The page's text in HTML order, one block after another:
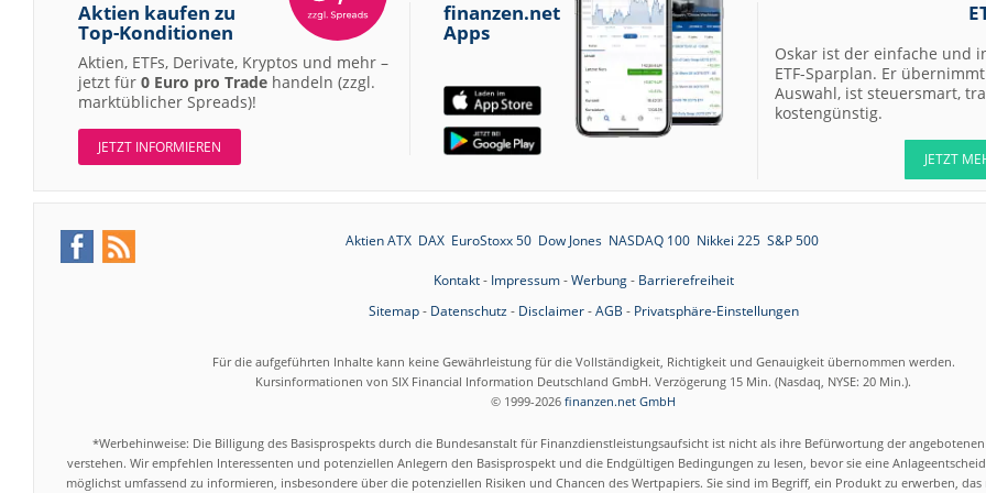
Scout24 Kaufen
07.08.26
Merck Market-
Perform
Allianz Sector
Perform
07.08.26
Daimler Truck Buy
07.08.26
Airbus Hold
Aktien kaufen zu
Top-Konditionen
Aktien, ETFs, Derivate, Kryptos und mehr –
jetzt für 0 Euro pro Trade handeln (zzgl.
marktüblicher Spreads)!
JETZT INFORMIEREN
finanzen.net
Apps
Oskar ist der einfache und
ETF-Sparplan. Er übernimmt
Auswahl, ist steuersmart,
kostengünstig.
JETZT
Aktien ATX DAX EuroStoxx 50 Dow Jones NASDAQ 100 Nikkei 225 S&P 500
Kontakt- Impressum-Werbung- Barrierefreiheit
Sitemap- Datenschutz- Disclaimer-AGB - Privatsphäre-Einstellungen
Für die aufgeführten Inhalte kann keine Gewährleistung für die Vollständigkeit, Richtigkeit und Genauigkeit übernommen werden.
Kursinformationen von SIX Financial Information Deutschland GmbH. Verzögerung 15 Min. (Nasdaq, NYSE: 20 Min.).
© 1999-2026 finanzen.net GmbH
*Werbehinweise: Die Billigung des Basisprospekts durch die Bundesanstalt für Finanzdienstleistungsaufsicht ist nicht als ihre Befürwortung der
verstehen. Wir empfehlen Interessenten und potenziellen Anlegern den Basisprospekt und die Endgültigen Bedingungen zu lesen, bevor sie eine
möglichst umfassend zu informieren, insbesondere über die potenziellen Risiken und Chancen des Wertpapiers. Sie sind im Begriff, ein Produkt zu erwerben,